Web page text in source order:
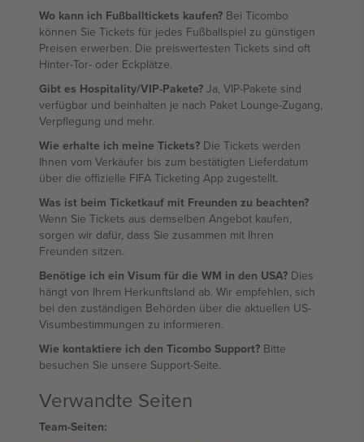
Wo kann ich Fußballtickets kaufen? Bei Ticombo
können Sie Tickets für jedes Fußballspiel zu günstigen
Preisen erwerben. Die preiswertesten Tickets sind oft
Hinter-Tor- oder Eckplätze.
Gibt es Hospitality/VIP-Pakete? Ja, VIP-Pakete sind
verfügbar und beinhalten je nach Paket Lounge-Zugang,
Verpflegung und mehr.
Wie erhalte ich meine Tickets? Die Tickets werden
Ihnen vom Verkäufer bis zum bestätigten Lieferdatum
über die offizielle FIFA Ticketing App zugestellt.
Was ist beim Ticketkauf mit Freunden zu beachten?
Wenn Sie Tickets aus demselben Angebot kaufen,
sorgen wir dafür, dass Sie zusammen mit Ihren
Freunden sitzen.
Benötige ich ein Visum für die WM in den USA? Dies
hängt von Ihrem Herkunftsland ab. Wir empfehlen, sich
bei den zuständigen Behörden über die aktuellen US-
Visumbestimmungen zu informieren.
Wie kontaktiere ich den Ticombo Support? Bitte
besuchen Sie unsere Support-Seite.
Verwandte Seiten
Team-Seiten: